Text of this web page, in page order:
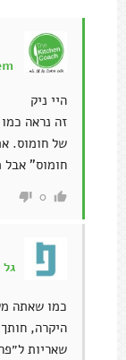
היי ניק
זה נראה
של חומוס.
חומוס" אבל
0
גל
כמו שאתה
היקרה,
שאריות